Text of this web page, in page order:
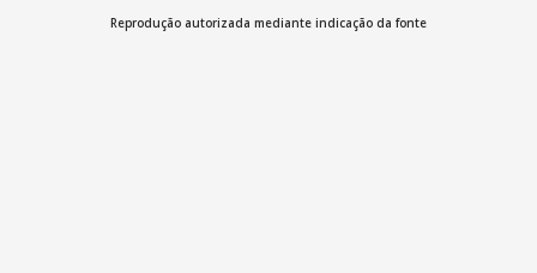
Dias Branco. A nova edição chega em um momento em que
Reprodução autorizada mediante indicação da fonte